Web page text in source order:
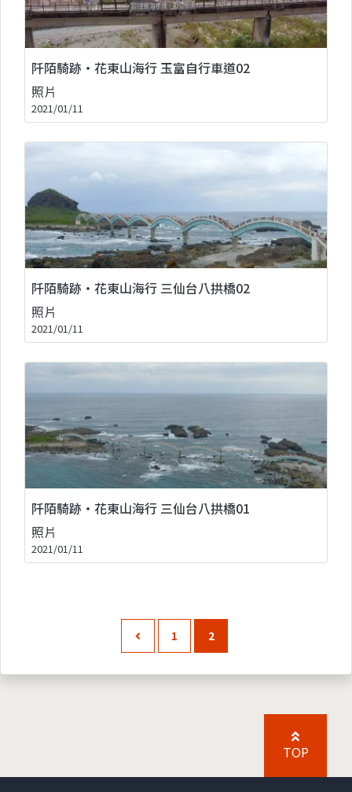
阡陌騎跡‧花東山海行 玉富自行車道02
照片
2021/01/11
阡陌騎跡‧花東山海行 三仙台八拱橋02
照片
2021/01/11
阡陌騎跡‧花東山海行 三仙台八拱橋01
照片
2021/01/11
1 2
TOP